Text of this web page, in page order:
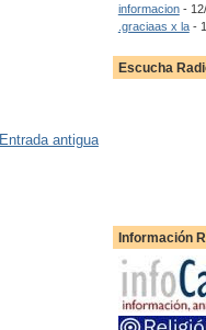
Entrada antigua
informacion-
.graciaas x la-
Escucha
Información